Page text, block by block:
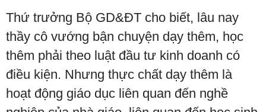
Thứ trưởng Bộ GD&ĐT cho biết, lâu nay
thầy cô vướng bận chuyện dạy thêm, học
thêm phải theo luật đầu tư kinh doanh có
điều kiện. Nhưng thực chất dạy thêm là
hoạt động giáo dục liên quan đến nghề